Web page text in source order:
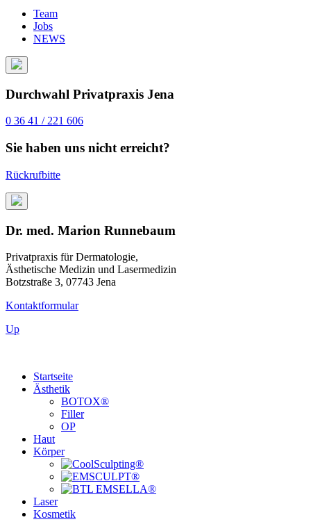
Team
Jobs
NEWS
Durchwahl Privatpraxis Jena
0 36 41 / 221 606
Sie haben uns nicht erreicht?
Rückrufbitte
Dr. med. Marion Runnebaum
Privatpraxis für Dermatologie,
Ästhetische Medizin und Lasermedizin
Botzstraße 3, 07743 Jena
Kontaktformular
Up
Startseite
Ästhetik
BOTOX®
Filler
OP
Haut
Körper
Laser
Kosmetik